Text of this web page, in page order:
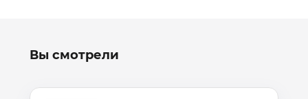
Вы смотрели